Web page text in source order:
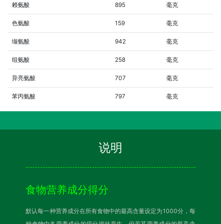
赖氨酸 895 毫克
色氨酸 159 毫克
缬氨酸 942 毫克
组氨酸 258 毫克
异亮氨酸 707 毫克
苯丙氨酸 797 毫克
说明
食物营养成分得分
默认每一种营养成分在所有食物中的最高含量设定为1000分，每